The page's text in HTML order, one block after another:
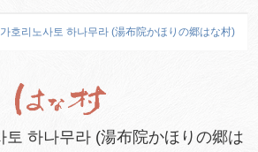
호리노사토 하나무라 (湯布院かほりの郷はな村)
토 하나무라 (湯布院かほりの郷は